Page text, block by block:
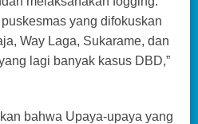
yang difokuskan
Way Laga, Sukarame, dan
lagi banyak kasus DBD,”
bahwa Upaya-upaya yang